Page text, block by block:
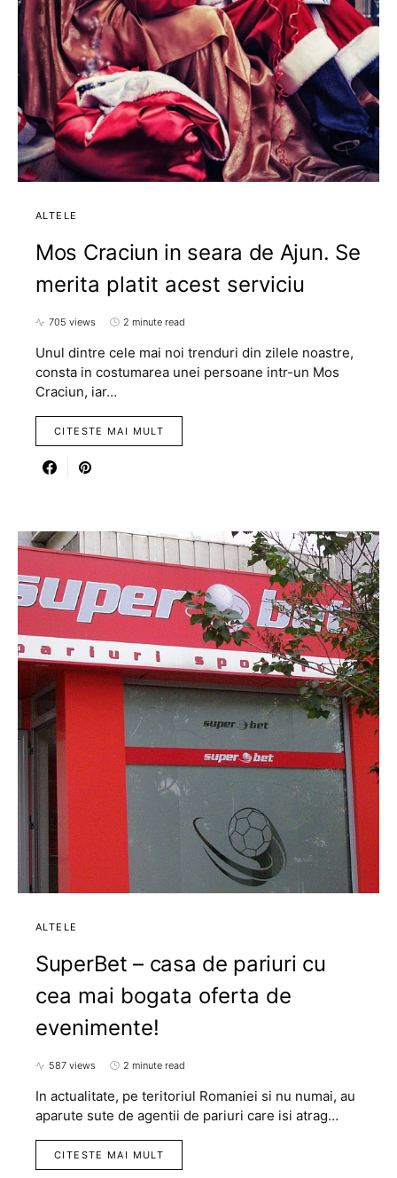
ALTELE
Mos Craciun in seara de Ajun. Se
merita platit acest serviciu
705 views 2 minute read
Unul dintre cele mai noi trenduri din zilele noastre,
consta in costumarea unei persoane intr-un Mos
Craciun, iar…
CITESTE MAI MULT
ALTELE
SuperBet – casa de pariuri cu
cea mai bogata oferta de
evenimente!
587 views 2 minute read
In actualitate, pe teritoriul Romaniei si nu numai, au
aparute sute de agentii de pariuri care isi atrag…
CITESTE MAI MULT